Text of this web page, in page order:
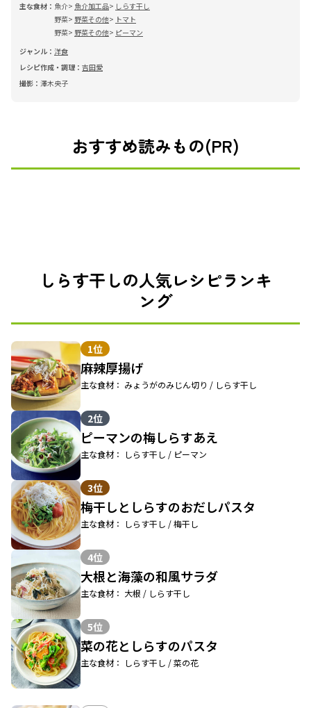
主な食材： 魚介 魚介加工品
しらす干し
野菜
野菜その他
トマト
野菜
野菜その他
ピーマン
ジャンル： 洋食
レシピ作成・調理： 吉田愛
撮影： 澤木央子
おすすめ読みもの(PR)
しらす干しの人気レシピランキ
ング
1位
麻辣厚揚げ
主な食材： みょうがのみじん切り / しらす干し
2位
ピーマンの梅しらすあえ
主な食材： しらす干し / ピーマン
3位
梅干しとしらすのおだしパスタ
主な食材： しらす干し / 梅干し
4位
大根と海藻の和風サラダ
主な食材： 大根 / しらす干し
5位
菜の花としらすのパスタ
主な食材： しらす干し / 菜の花